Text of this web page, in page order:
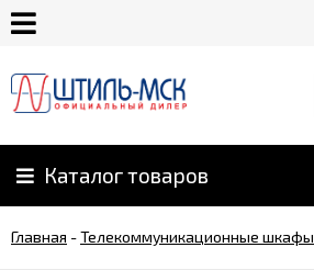
Главная
О
Каталог товаров
Главная -Телекоммуникационные шкафы